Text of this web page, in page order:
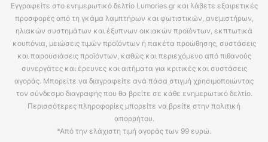
Εγγραφείτε στο ενημερωτικό δελτίο Lumories.gr και λάβετε εξαιρετικές
προσφορές από τη γκάμα λαμπτήρων και φωτιστικών, ανεμιστήρων,
ηλιακών συστημάτων και έξυπνων οικιακών προϊόντων, εκπτωτικά
κουπόνια, μειώσεις τιμών προϊόντων ή πακέτα προώθησης, συστάσεις
και παρουσιάσεις προϊόντων, καθώς και περιεχόμενο από πιθανούς
συνεργάτες και έρευνες και αιτήματα για κριτικές και συστάσεις
αγοράς. Μπορείτε να διαγραφείτε ανά πάσα στιγμή χρησιμοποιώντας
τον σύνδεσμο διαγραφής που θα βρείτε σε κάθε ενημερωτικό δελτίο.
Περισσότερες πληροφορίες μπορείτε να βρείτε στην πολιτική
απορρήτου.
*Από την ελάχιστη τιμή αγοράς των 99 ευρώ.